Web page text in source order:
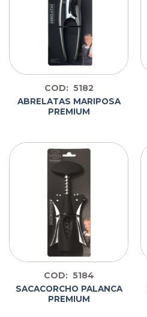
COD: 5182
ABRELATAS MARIPOSA
PREMIUM
COD: 5184
SACACORCHO PALANCA
PREMIUM